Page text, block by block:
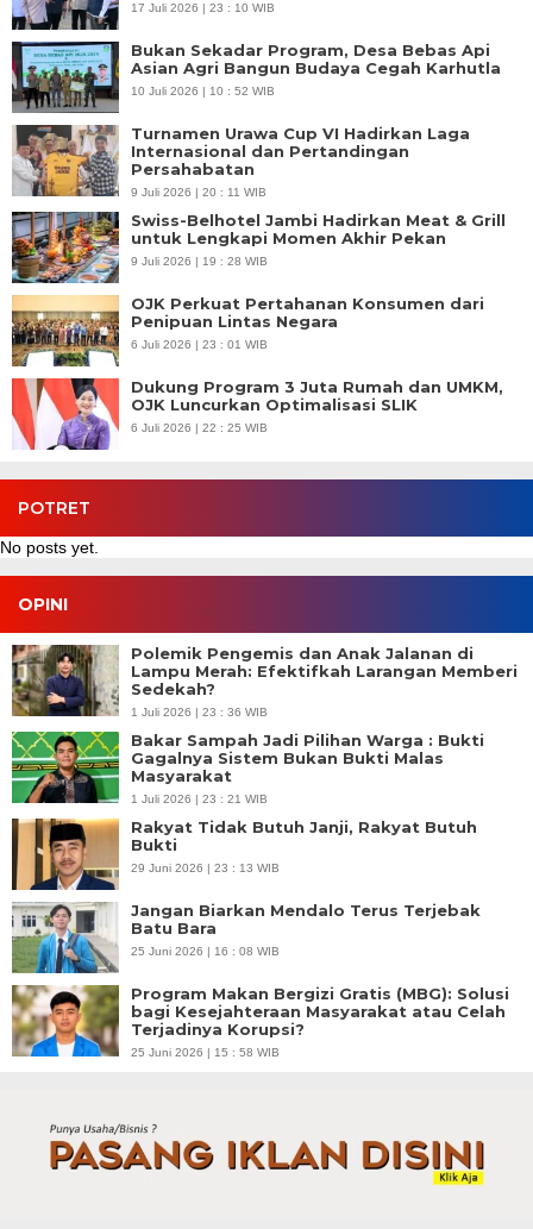
17 Juli 2026 | 23 : 10 WIB
Bukan Sekadar Program, Desa Bebas Api
Asian Agri Bangun Budaya Cegah Karhutla
10 Juli 2026 | 10 : 52 WIB
Turnamen Urawa Cup VI Hadirkan Laga
Internasional dan Pertandingan
Persahabatan
9 Juli 2026 | 20 : 11 WIB
Swiss-Belhotel Jambi Hadirkan Meat & Grill
untuk Lengkapi Momen Akhir Pekan
9 Juli 2026 | 19 : 28 WIB
OJK Perkuat Pertahanan Konsumen dari
Penipuan Lintas Negara
6 Juli 2026 | 23 : 01 WIB
Dukung Program 3 Juta Rumah dan UMKM,
OJK Luncurkan Optimalisasi SLIK
6 Juli 2026 | 22 : 25 WIB
POTRET
No posts yet.
OPINI
Polemik Pengemis dan Anak Jalanan di
Lampu Merah: Efektifkah Larangan Memberi
Sedekah?
1 Juli 2026 | 23 : 36 WIB
Bakar Sampah Jadi Pilihan Warga : Bukti
Gagalnya Sistem Bukan Bukti Malas
Masyarakat
1 Juli 2026 | 23 : 21 WIB
Rakyat Tidak Butuh Janji, Rakyat Butuh
Bukti
29 Juni 2026 | 23 : 13 WIB
Jangan Biarkan Mendalo Terus Terjebak
Batu Bara
25 Juni 2026 | 16 : 08 WIB
Program Makan Bergizi Gratis (MBG): Solusi
bagi Kesejahteraan Masyarakat atau Celah
Terjadinya Korupsi?
25 Juni 2026 | 15 : 58 WIB